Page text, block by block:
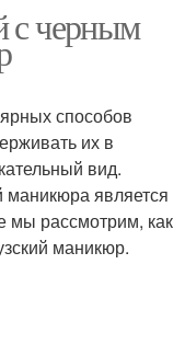
с черным
способов
их в
вид.
является
мы рассмотрим, как
маникюр.